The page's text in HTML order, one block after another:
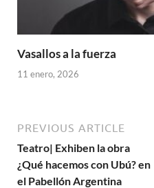
Vasallos a la fuerza
11 enero, 2026
PREVIOUS ARTICLE
Teatro| Exhiben la obra
¿Qué hacemos con Ubú? en
el Pabellón Argentina